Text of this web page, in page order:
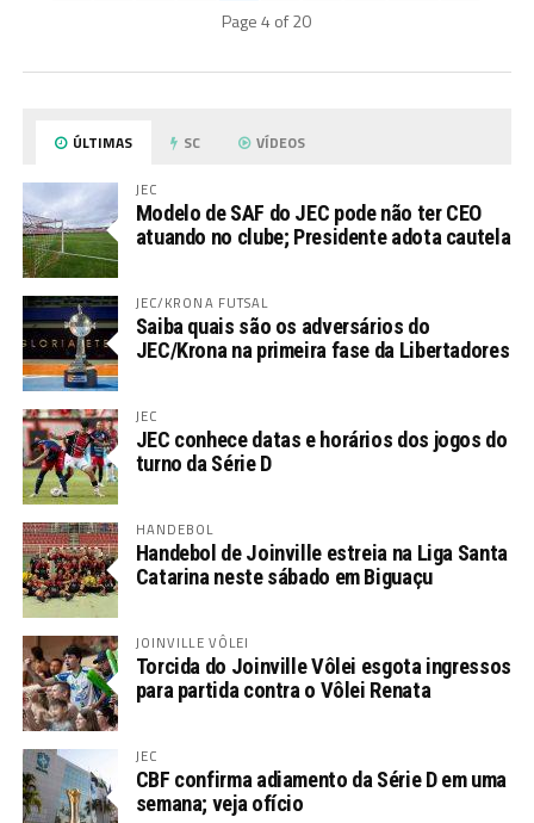
Page 4 of 20
ÚLTIMAS SC VÍDEOS
JEC
Modelo de SAF do JEC pode não ter CEO
atuando no clube; Presidente adota cautela
JEC/KRONA FUTSAL
Saiba quais são os adversários do
JEC/Krona na primeira fase da Libertadores
JEC
JEC conhece datas e horários dos jogos do
turno da Série D
HANDEBOL
Handebol de Joinville estreia na Liga Santa
Catarina neste sábado em Biguaçu
JOINVILLE VÔLEI
Torcida do Joinville Vôlei esgota ingressos
para partida contra o Vôlei Renata
JEC
CBF confirma adiamento da Série D em uma
semana; veja ofício